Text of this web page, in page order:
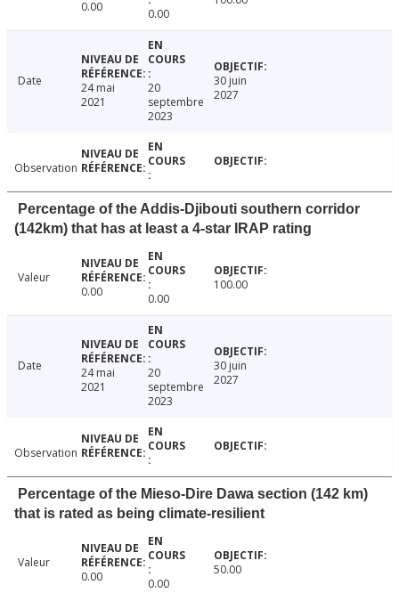
0.00
0.00
Date
24 mai
2021
20
septembre
2023
30 juin
2027
Observation
Percentage of the Addis-Djibouti southern corridor
(142km) that has at least a 4-star IRAP rating
Valeur
0.00
0.00
100.00
Date
24 mai
2021
20
septembre
2023
30 juin
2027
Observation
Percentage of the Mieso-Dire Dawa section (142 km)
that is rated as being climate-resilient
Valeur
0.00
0.00
50.00